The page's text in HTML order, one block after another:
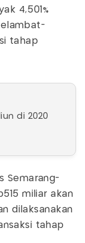
4,501%
tahap
di 2020
Semarang-
miliar akan
dilaksanakan
tahap